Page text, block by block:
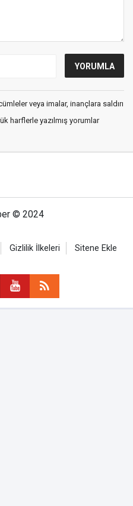
veya imalar, inançlara saldırı
harflerle yazılmış yorumlar
© 2024
Gizlilik İlkeleri Sitene Ekle